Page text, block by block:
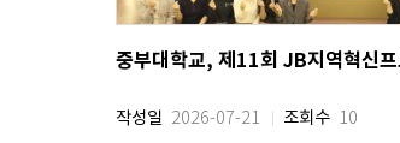
작성일 2026-07-21 조회수 10